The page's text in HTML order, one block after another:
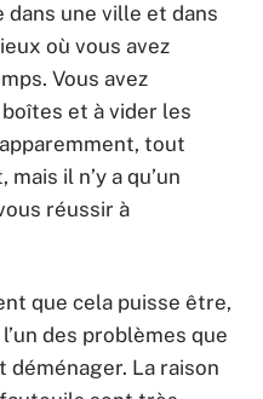
une ville et dans
où vous avez
Vous avez
et à vider les
tout
il n’y a qu’un
réussir à
que cela puisse être,
des problèmes que
La raison